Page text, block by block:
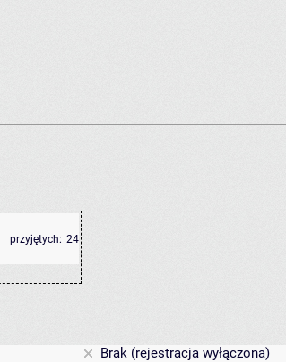
przyjętych: 24
Brak (rejestracja wyłączona)